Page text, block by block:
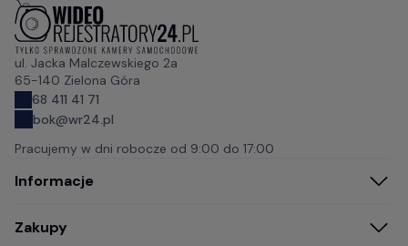
ul. Jacka Malczewskiego 2a
65-140 Zielona Góra
68 411 41 71
bok@wr24.pl
Pracujemy w dni robocze od 9:00 do 17:00
Informacje
Zakupy